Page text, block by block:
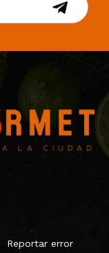
Reportar error